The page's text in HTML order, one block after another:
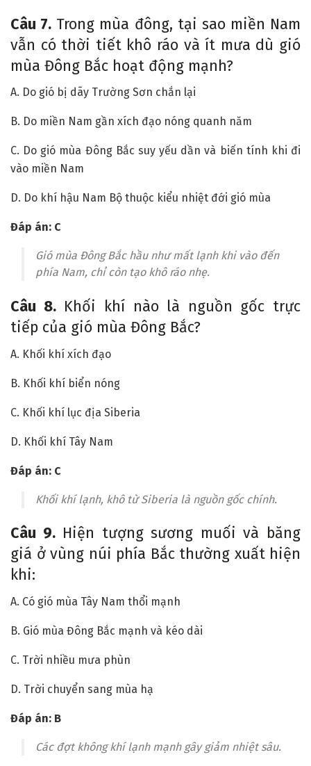
Câu 7. Trong mùa đông, tại sao miền Nam
vẫn có thời tiết khô ráo và ít mưa dù gió
mùa Đông Bắc hoạt động mạnh?
A. Do gió bị dãy Trường Sơn chắn lại
B. Do miền Nam gần xích đạo nóng quanh năm
C. Do gió mùa Đông Bắc suy yếu dần và biến tính khi đi
vào miền Nam
D. Do khí hậu Nam Bộ thuộc kiểu nhiệt đới gió mùa
Đáp án: C
Gió mùa Đông Bắc hầu như mất lạnh khi vào đến
phía Nam, chỉ còn tạo khô ráo nhẹ.
Câu 8.Khối khí nào là nguồn gốc trực
tiếp của gió mùa Đông Bắc?
A. Khối khí xích đạo
B. Khối khí biển nóng
C. Khối khí lục địa Siberia
D. Khối khí Tây Nam
Đáp án: C
Khối khí lạnh, khô từ Siberia là nguồn gốc chính.
Câu 9.Hiện tượng sương muối và băng
giá ở vùng núi phía Bắc thường xuất hiện
khi:
A. Có gió mùa Tây Nam thổi mạnh
B. Gió mùa Đông Bắc mạnh và kéo dài
C. Trời nhiều mưa phùn
D. Trời chuyển sang mùa hạ
Đáp án: B
Các đợt không khí lạnh mạnh gây giảm nhiệt sâu.